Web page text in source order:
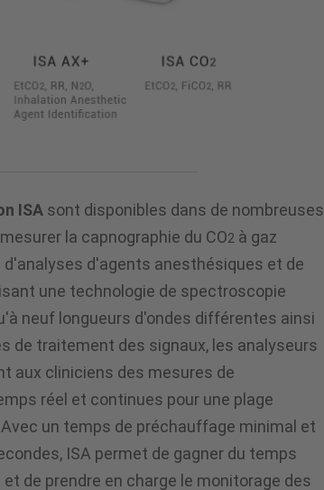
ISA sont disponibles dans de nombreuses
la capnographie du CO2 à gaz
d'analyses d'agents anesthésiques et de
une technologie de spectroscopie
neuf longueurs d'ondes différentes ainsi
de traitement des signaux, les analyseurs
aux cliniciens des mesures de
réel et continues pour une plage
un temps de préchauffage minimal et
ISA permet de gagner du temps
de prendre en charge le monitorage des